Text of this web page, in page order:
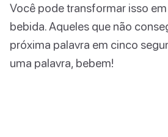
Você pode transformar isso
bebida. Aqueles que não
próxima palavra em cinco
uma palavra, bebem!